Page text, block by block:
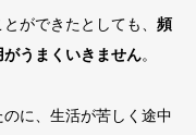
ができたとしても、 頻
うまくいきません。
のに、生活が苦しく途中